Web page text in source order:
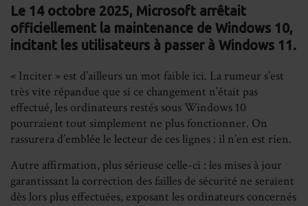
Le 14 octobre 2025, Microsoft arrêtait
officiellement la maintenance de Windows 10,
incitant les utilisateurs à passer à Windows 11.
« Inciter » est d’ailleurs un mot faible ici. La rumeur s’est
très vite répandue que si ce changement n’était pas
effectué, les ordinateurs restés sous Windows 10
pourraient tout simplement ne plus fonctionner. On
rassurera d’emblée le lecteur de ces lignes : il n’en est rien.
Autre affirmation, plus sérieuse celle-ci : les mises à jour
garantissant la correction des failles de sécurité ne seraient
dès lors plus effectuées, exposant les ordinateurs concernés